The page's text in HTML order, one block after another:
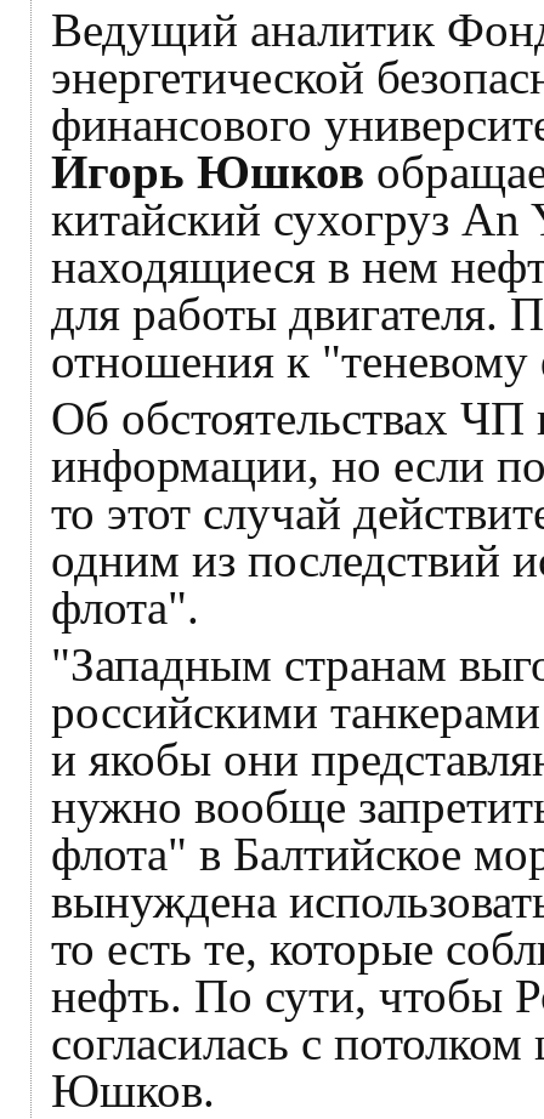
Ведущий аналитик
энергетической
финансового
Игорь Юшков
китайский сухогруз An
находящиеся в нем
для работы двигателя.
отношения к
Об обстоятельствах ЧП
информации, но если
то этот случай
одним из последствий
флота".
"Западным странам
российскими
и якобы они
нужно вообще
флота" в Балтийское
вынуждена
то есть те, которые
нефть. По сути, чтобы
согласилась с
Юшков.